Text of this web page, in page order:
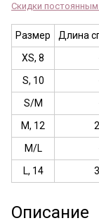
Скидки
Размер Длина
XS, 8
S, 10
S/M
M, 12
M/L
L, 14
Описание